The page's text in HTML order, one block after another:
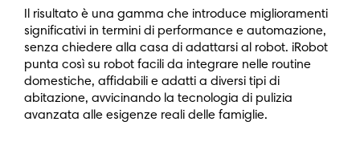
Il risultato è una gamma che introduce miglioramenti
significativi in termini di performance e automazione,
senza chiedere alla casa di adattarsi al robot. iRobot
punta così su robot facili da integrare nelle routine
domestiche, affidabili e adatti a diversi tipi di
abitazione, avvicinando la tecnologia di pulizia
avanzata alle esigenze reali delle famiglie.